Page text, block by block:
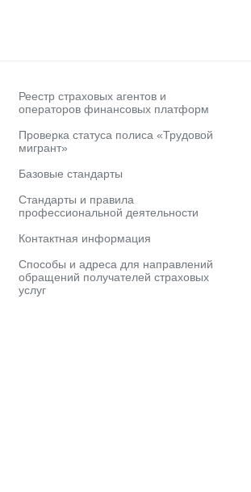
Реестр страховых агентов и
операторов финансовых платформ
Проверка статуса полиса «Трудовой
мигрант»
Базовые стандарты
Стандарты и правила
профессиональной деятельности
Контактная информация
Способы и адреса для направлений
обращений получателей страховых
услуг